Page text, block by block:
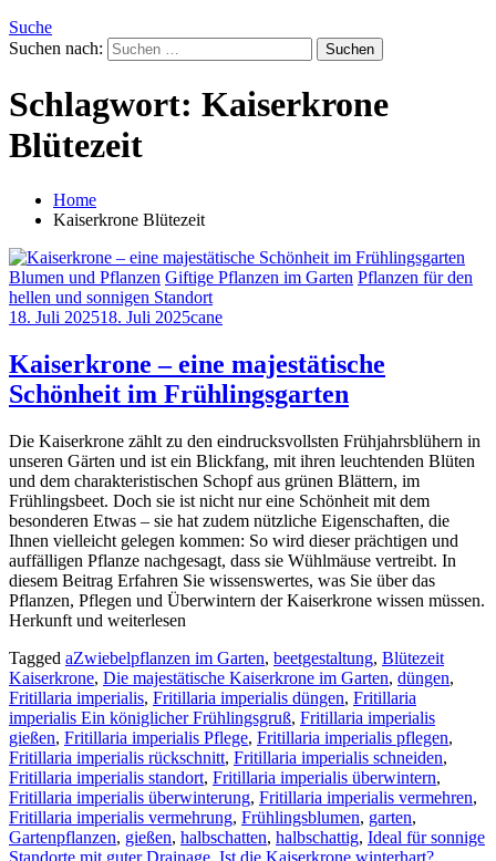
Suche
Suchen nach:
Schlagwort: Kaiserkrone
Blütezeit
Home
Kaiserkrone Blütezeit
Blumen und Pflanzen Giftige Pflanzen im Garten Pflanzen für den
hellen und sonnigen Standort
18. Juli 202518. Juli 2025cane
Kaiserkrone – eine majestätische
Schönheit im Frühlingsgarten
Die Kaiserkrone zählt zu den eindrucksvollsten Frühjahrsblühern in
unseren Gärten und ist ein Blickfang, mit ihren leuchtenden Blüten
und dem charakteristischen Schopf aus grünen Blättern, im
Frühlingsbeet. Doch sie ist nicht nur eine Schönheit mit dem
besonderen Etwas – sie hat zudem nützliche Eigenschaften, die
Ihnen vielleicht gelegen kommen: So wird dieser prächtigen und
auffälligen Pflanze nachgesagt, dass sie Wühlmäuse vertreibt. In
diesem Beitrag Erfahren Sie wissenswertes, was Sie über das
Pflanzen, Pflegen und Überwintern der Kaiserkrone wissen müssen.
Herkunft und weiterlesen
Tagged aZwiebelpflanzen im Garten, beetgestaltung, Blütezeit
Kaiserkrone, Die majestätische Kaiserkrone im Garten, düngen,
Fritillaria imperialis, Fritillaria imperialis düngen, Fritillaria
imperialis Ein königlicher Frühlingsgruß, Fritillaria imperialis
gießen, Fritillaria imperialis Pflege, Fritillaria imperialis pflegen,
Fritillaria imperialis rückschnitt, Fritillaria imperialis schneiden,
Fritillaria imperialis standort, Fritillaria imperialis überwintern,
Fritillaria imperialis überwinterung, Fritillaria imperialis vermehren,
Fritillaria imperialis vermehrung, Frühlingsblumen, garten,
Gartenpflanzen, gießen, halbschatten, halbschattig, Ideal für sonnige
Standorte mit guter Drainage, Ist die Kaiserkrone winterhart?,